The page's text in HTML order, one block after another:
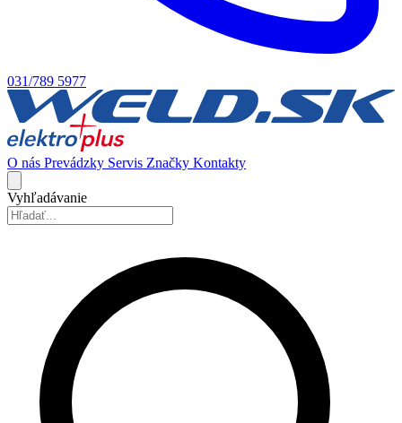
031/789 5977
O nás Prevádzky Servis Značky Kontakty
Vyhľadávanie